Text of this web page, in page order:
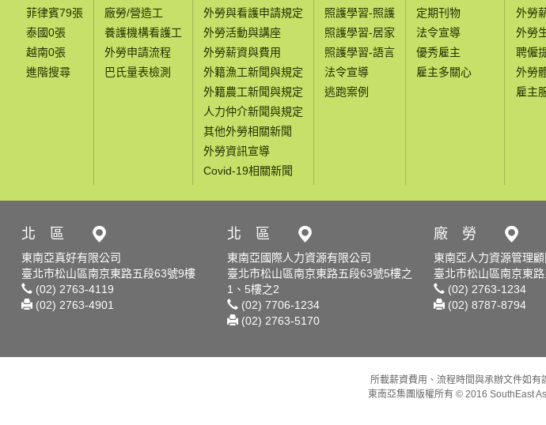
菲律賓79張
泰國0張
越南0張
進階搜尋
廠勞/營造工
養護機構看護工
外勞申請流程
巴氏量表檢測
外勞與看護申請規定
外勞活動與講座
外勞薪資與費用
外籍漁工新聞與規定
外籍農工新聞與規定
人力仲介新聞與規定
其他外勞相關新聞
外勞資訊宣導
Covid-19相關新聞
照護學習-照護
照護學習-居家
照護學習-語言
法令宣導
逃跑案例
定期刊物
法令宣導
優秀雇主
雇主多關心
外勞
外勞
聘僱
外勞
雇主
北 區
東南亞真好有限公司
臺北市松山區南京東路五段63號9樓
(02) 2763-4119
(02) 2763-4901
北 區
東南亞國際人力資源有限公司
臺北市松山區南京東路五段63號5樓之
1、5樓之2
(02) 7706-1234
(02) 2763-5170
廠 勞
東南亞人力資源管理
臺北市松山區南京東
(02) 2763-1234
(02) 8787-8794
所載薪資費用、流程時間與承辦文件如有
東南亞集團版權所有 © 2016 SouthEast